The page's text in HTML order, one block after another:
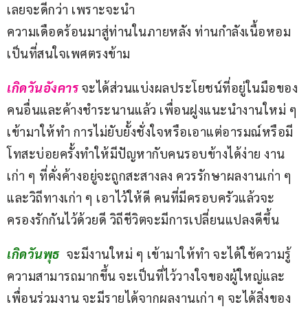
เลยจะดีกว่า เพราะจะนำ
ความเดือดร้อนมาสู่ท่านในภายหลัง ท่านกำลังเนื้อหอม
เป็นที่สนใจเพศตรงข้าม
เกิดวันอังคาร จะได้ส่วนแบ่งผลประโยชน์ที่อยู่ในมือของ
คนอื่นและค้างชำระนานแล้ว เพื่อนฝูงแนะนำงานใหม่ ๆ
เข้ามาให้ทำ การไม่ยับยั้งชั่งใจหรือเอาแต่อารมณ์หรือมี
โทสะบ่อยครั้งทำให้มีปัญหากับคนรอบข้างได้ง่าย งาน
เก่า ๆ ที่คั่งค้างอยู่จะถูกสะสางลง ควรรักษาผลงานเก่า ๆ
และวิถีทางเก่า ๆ เอาไว้ให้ดี คนที่มีครอบครัวแล้วจะ
ครองรักกันไว้ด้วยดี วิถีชีวิตจะมีการเปลี่ยนแปลงดีขึ้น
เกิดวันพุธ จะมีงานใหม่ ๆ เข้ามาให้ทำ จะได้ใช้ความรู้
ความสามารถมากขึ้น จะเป็นที่ไว้วางใจของผู้ใหญ่และ
เพื่อนร่วมงาน จะมีรายได้จากผลงานเก่า ๆ จะได้สิ่งของ